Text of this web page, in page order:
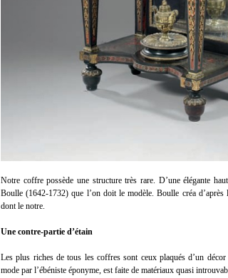
Notre coffre possède une structure très rare. D’une élégante
Boulle (1642-1732) que l’on doit le modèle. Boulle créa
dont le notre.
Une contre-partie d’étain
Les plus riches de tous les coffres sont ceux plaqués d’un
mode par l’ébéniste éponyme, est faite de matériaux quasi